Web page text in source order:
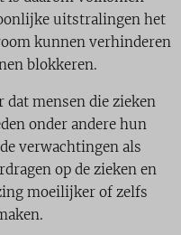
uitstralingen het
kunnen verhinderen
blokkeren.
mensen die zieken
onder andere hun
verwachtingen als
op de zieken en
moeilijker of zelfs